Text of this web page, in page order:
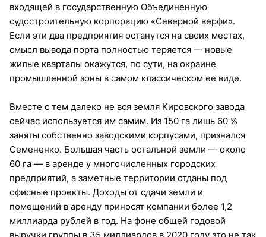
входящей в государственную Объединенную
судостроительную корпорацию «Северной верфи».
Если эти два предприятия останутся на своих местах,
смысл вывода порта полностью теряется — новые
жилые кварталы окажутся, по сути, на окраине
промышленной зоны в самом классическом ее виде.
Вместе с тем далеко не вся земля Кировского завода
сейчас используется им самим. Из 150 га лишь 60 %
заняты собственно заводскими корпусами, признался
Семененко. Большая часть остальной земли — около
60 га — в аренде у многочисленных городских
предприятий, а заметные территории отданы под
офисные проекты. Доходы от сдачи земли и
помещений в аренду приносят компании более 1,2
миллиарда рублей в год. На фоне общей годовой
выручки группы в 35 миллиардов в 2020 году это не так